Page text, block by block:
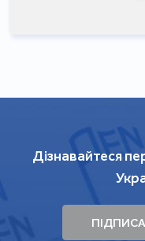
Дізнавайтеся